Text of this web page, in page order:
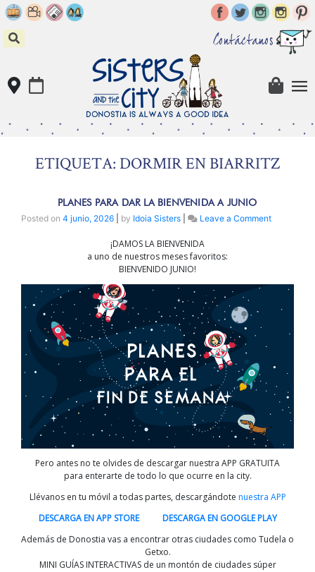
Skip
to
content
Contáctanos
ETIQUETA: DORMIR EN BIARRITZ
PLANES PARA DAR LA BIENVENIDA A JUNIO
Posted on 4 junio, 2026 by Idoia Sisters Leave a Commenton
JUNIO
¡DAMOS LA BIENVENIDA
a uno de nuestros meses favoritos:
BIENVENIDO JUNIO!
Pero antes no te olvides de descargar nuestra APP GRATUITA
para enterarte de todo lo que ocurre en la city.
Llévanos en tu móvil a todas partes, descargándote nuestra APP
DESCARGA EN APP STORE
DESCARGA EN GOOGLE PLAY
Además de Donostia vas a encontrar otras ciudades como Tudela o
Getxo.
MINI GUÍAS INTERACTIVAS de un montón de ciudades súper